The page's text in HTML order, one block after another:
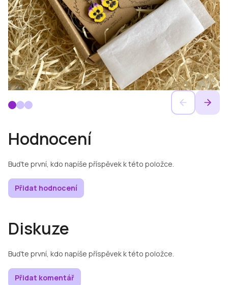
Hodnocení
Buďte první, kdo napíše příspěvek k této položce.
Přidat hodnocení
Diskuze
Buďte první, kdo napíše příspěvek k této položce.
Přidat komentář